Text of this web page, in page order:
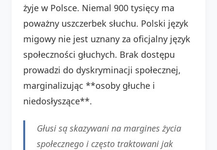
żyje w Polsce. Niemal 900 tysięcy ma
poważny uszczerbek słuchu. Polski język
migowy nie jest uznany za oficjalny język
społeczności głuchych. Brak dostępu
prowadzi do dyskryminacji społecznej,
marginalizując **osoby głuche i
niedosłyszące**.
Głusi są skazywani na margines życia
społecznego i często traktowani jak